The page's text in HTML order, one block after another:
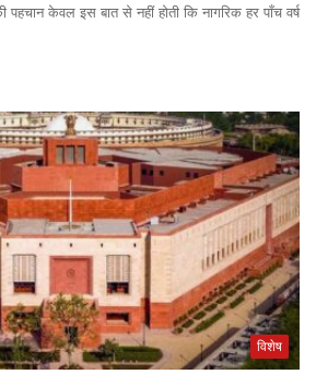
केवल इस बात से नहीं होती कि नागरिक हर पाँच वर्ष
विशेष